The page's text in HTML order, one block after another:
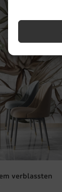
verblassten